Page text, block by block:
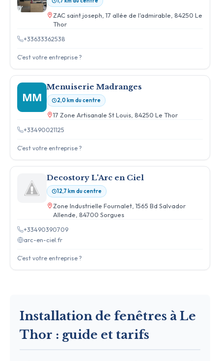
ZAC saint joseph, 17 allée de l'admirable, 84250 Le
Thor
+33633362538
C'est votre entreprise ?
MM
Menuiserie Madranges
2,0 km du centre
17 Zone Artisanale St Louis, 84250 Le Thor
+33490021125
C'est votre entreprise ?
Decostory L'Arc en Ciel
12,7 km du centre
Zone Industrielle Fournalet, 1565 Bd Salvador
Allende, 84700 Sorgues
+33490390709
arc-en-ciel.fr
C'est votre entreprise ?
Installation de fenêtres à Le
Thor : guide et tarifs